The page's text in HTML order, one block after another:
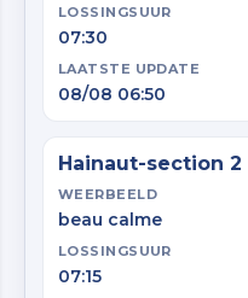
LOSSINGSUUR
07:30
LAATSTE UPDATE
08/08 06:50
Hainaut-section 2
WEERBEELD
beau calme
LOSSINGSUUR
07:15